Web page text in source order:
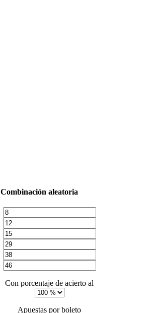
Combinación aleatoria
Con porcentaje de acierto al
Apuestas por boleto